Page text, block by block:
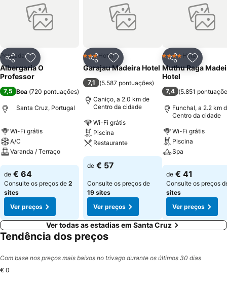
PartilharAdicionar aos favoritos
Pousada
Albergaria O
Professor
7,5 Boa (720 pontuações)
Santa Cruz, Portugal
Wi-Fi grátis
A/C
Varanda / Terraço
Ver preços
de € 64
Consulte os preços de 2
sites
Ver preços
PartilharAdicionar aos favoritos
3 Estrelas
Hotel
Garajau Madeira Hotel
7,1 (5.587 pontuações)
Caniço, a 2.0 km de
Centro da cidade
Wi-Fi grátis
Piscina
Restaurante
Ver preços
de € 57
Consulte os preços de
19 sites
Ver preços
Partilhar
4 EstrelasHotel
Muthu Raga
Hotel
7,4 (5.851
Funchal, a 2.2 km
Centro da cidade
Wi-Fi grátis
Piscina
Spa
Ver preços
de € 41
Consulte os preços
sites
Ver preços
Ver todas as estadias em Santa Cruz
Tendência dos preços
Com base nos preços mais baixos no trivago durante os últimos 30 dias
€ 0